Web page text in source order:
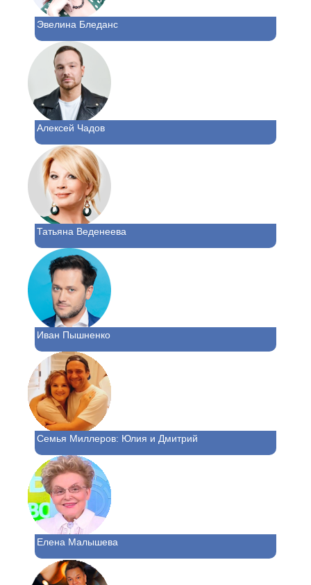
Эвелина Бледанс
Алексей Чадов
Татьяна Веденеева
Иван Пышненко
Семья Миллеров: Юлия и Дмитрий
Елена Малышева